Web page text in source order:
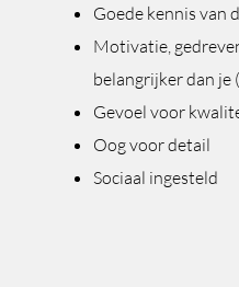
Goede kennis van
Motivatie,
belangrijker dan
Gevoel voor
Oog voor detail
Sociaal ingesteld